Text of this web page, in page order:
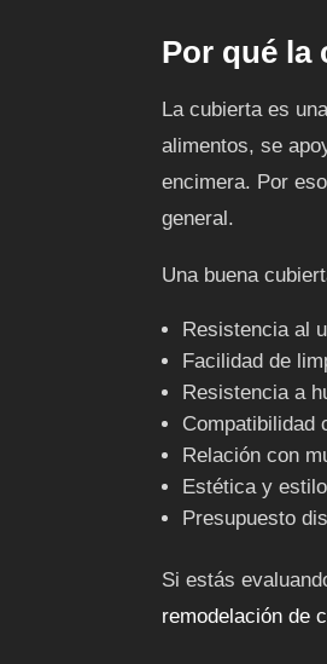
Por qué la
La cubierta es
alimentos, se
encimera. Por
general.
Una buena
Resistencia al
Facilidad de
Resistencia a
Compatibilidad
Relación con
Estética y
Presupuesto
Si estás
remodelación de